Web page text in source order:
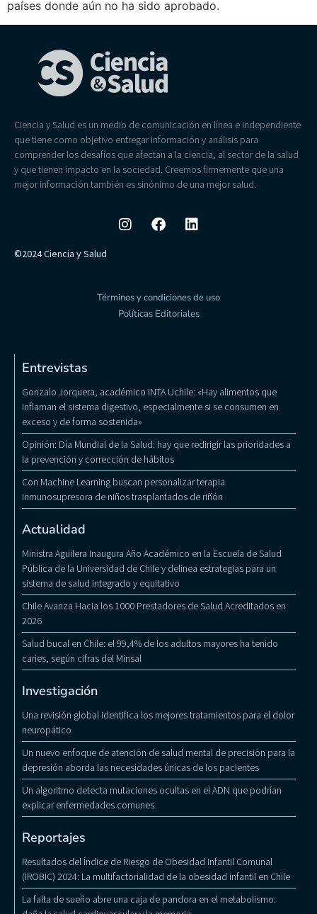
países donde aún no ha sido aprobado.
Ciencia y Salud es un medio de comunicación en línea e independiente
que tiene como objetivo entregar información y análisis para
comprender los desafíos que afectan a la ciencia, al sector de la salud
y que tienen impacto en la sociedad. Creemos firmemente que una
mejor información también es sinónimo de una mejor salud.
©2024 Ciencia y Salud
Términos y condiciones de uso
Políticas Editoriales
Entrevistas
Gonzalo Jorquera, académico INTA Uchile: «Hay alimentos que
inflaman el sistema digestivo, especialmente si se consumen en
exceso y de forma sostenida»
Opinión: Día Mundial de la Salud: hay que redirigir las prioridades a
la prevención y corrección de hábitos
Con Machine Learning buscan personalizar terapia
inmunosupresora de niños trasplantados de riñón
Actualidad
Ministra Aguilera Inaugura Año Académico en la Escuela de Salud
Pública de la Universidad de Chile y delinea estrategias para un
sistema de salud integrado y equitativo
Chile Avanza Hacia los 1000 Prestadores de Salud Acreditados en
2026
Salud bucal en Chile: el 99,4% de los adultos mayores ha tenido
caries, según cifras del Minsal
Investigación
Una revisión global identifica los mejores tratamientos para el dolor
neuropático
Un nuevo enfoque de atención de salud mental de precisión para la
depresión aborda las necesidades únicas de los pacientes
Un algoritmo detecta mutaciones ocultas en el ADN que podrían
explicar enfermedades comunes
Reportajes
Resultados del Índice de Riesgo de Obesidad Infantil Comunal
(IROBIC) 2024: La multifactorialidad de la obesidad infantil en Chile
La falta de sueño abre una caja de pandora en el metabolismo: